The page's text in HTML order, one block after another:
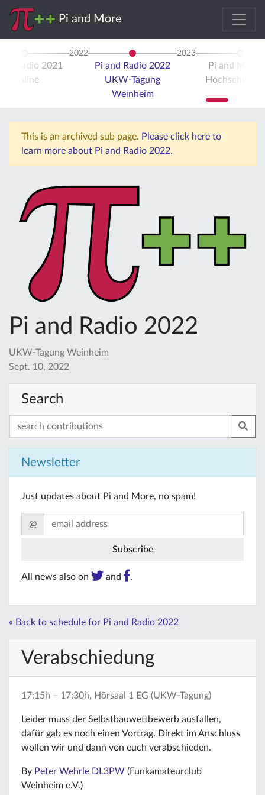
Pi and More
Radio 2021
Online
2022
Pi and Radio 2022
UKW-Tagung
Weinheim
2023
Pi and More
Hochschule
This is an archived sub page. Please click here to
learn more about Pi and Radio 2022.
Pi and Radio 2022
UKW-Tagung Weinheim
Sept. 10, 2022
Search
Newsletter
Just updates about Pi and More, no spam!
@
All news also on and .
« Back to schedule for Pi and Radio 2022
Verabschiedung
17:15h – 17:30h, Hörsaal 1 EG (UKW-Tagung)
Leider muss der Selbstbauwettbewerb ausfallen,
dafür gab es noch einen Vortrag. Direkt im Anschluss
wollen wir und dann von euch verabschieden.
By Peter Wehrle DL3PW (Funkamateurclub
Weinheim e.V.)